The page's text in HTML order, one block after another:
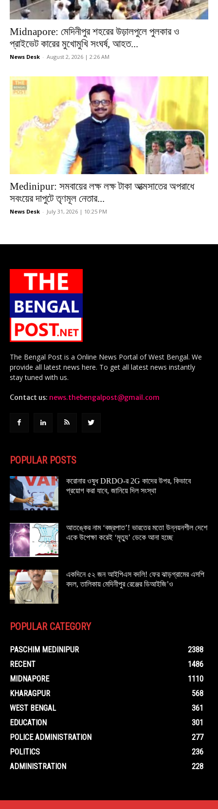
Midnapore: মেদিনীপুর শহরের উড়ালপুলে পুলকার ও
প্রাইভেট কারের মুখোমুখি সংঘর্ষ, আহত...
News Desk - August 2, 2026 | 2:26 AM
Medinipur: সমবায়ের লক্ষ লক্ষ টাকা আত্মসাতের অপরাধে
সবংয়ের দাপুটে তৃণমূল নেতার...
News Desk - July 31, 2026 | 10:25 PM
The Bengal Post is a Online News Portal of West Bengal. We
provide all latest news here. To get all latest news instantly
stay tuned with us.
Contact us: news.thebengalpost@gmail.com
POPULAR POSTS
করোনার ওষুধ DRDO-র 2G কাদের উপর, কিভাবে
প্রয়োগ করা যাবে, জানিয়ে দিল সংস্থা
আতঙ্কের নাম ‘বজ্রপাত’! ভারতের মতো উন্নয়নশীল দেশে
একে উপেক্ষা করেই ‘মৃত্যু’ ডেকে আনা হচ্ছে
একদিনে ৫২ জন আইপিএস বদলি! ফের ঝাড়গ্রামের এসপি
বদল, তালিকায় মেদিনীপুর রেঞ্জের ডিআইজি’ও
POPULAR CATEGORY
PASCHIM MEDINIPUR
2388
RECENT
1486
MIDNAPORE
1110
KHARAGPUR
568
WEST BENGAL
361
EDUCATION
301
POLICE ADMINISTRATION
277
POLITICS
236
ADMINISTRATION
228